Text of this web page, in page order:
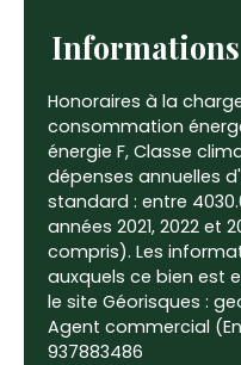
Informations
Honoraires à la
consommation
énergie F, Classe
dépenses annuelles
standard : entre
années 2021, 2022 et
compris). Les
auxquels ce bien est
le site Géorisques :
Agent commercial
937883486